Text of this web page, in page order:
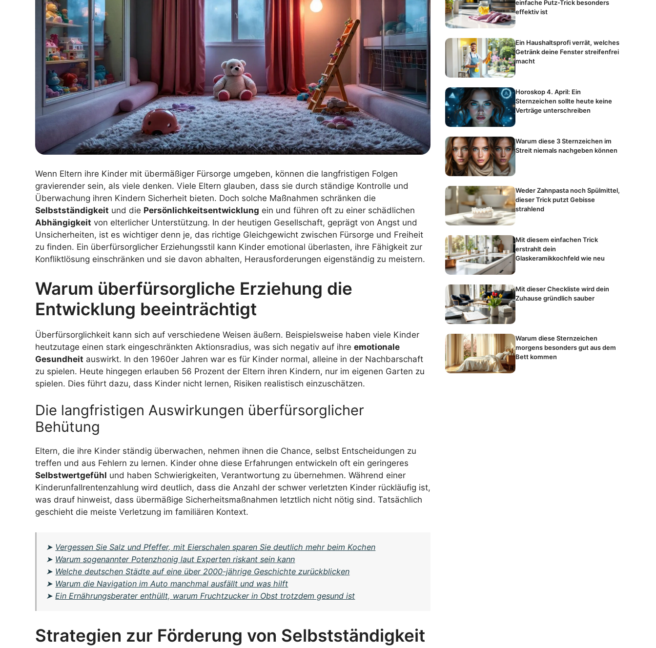
Wenn Eltern ihre Kinder mit übermäßiger Fürsorge umgeben, können die langfristigen Folgen
gravierender sein, als viele denken. Viele Eltern glauben, dass sie durch ständige Kontrolle und
Überwachung ihren Kindern Sicherheit bieten. Doch solche Maßnahmen schränken die
Selbstständigkeit und die Persönlichkeitsentwicklung ein und führen oft zu einer schädlichen
Abhängigkeit von elterlicher Unterstützung. In der heutigen Gesellschaft, geprägt von Angst und
Unsicherheiten, ist es wichtiger denn je, das richtige Gleichgewicht zwischen Fürsorge und Freiheit
zu finden. Ein überfürsorglicher Erziehungsstil kann Kinder emotional überlasten, ihre Fähigkeit zur
Konfliktlösung einschränken und sie davon abhalten, Herausforderungen eigenständig zu meistern.
Warum überfürsorgliche Erziehung die
Entwicklung beeinträchtigt
Überfürsorglichkeit kann sich auf verschiedene Weisen äußern. Beispielsweise haben viele Kinder
heutzutage einen stark eingeschränkten Aktionsradius, was sich negativ auf ihre emotionale
Gesundheit auswirkt. In den 1960er Jahren war es für Kinder normal, alleine in der Nachbarschaft
zu spielen. Heute hingegen erlauben 56 Prozent der Eltern ihren Kindern, nur im eigenen Garten zu
spielen. Dies führt dazu, dass Kinder nicht lernen, Risiken realistisch einzuschätzen.
Die langfristigen Auswirkungen überfürsorglicher
Behütung
Eltern, die ihre Kinder ständig überwachen, nehmen ihnen die Chance, selbst Entscheidungen zu
treffen und aus Fehlern zu lernen. Kinder ohne diese Erfahrungen entwickeln oft ein geringeres
Selbstwertgefühl und haben Schwierigkeiten, Verantwortung zu übernehmen. Während einer
Kinderunfallrentenzahlung wird deutlich, dass die Anzahl der schwer verletzten Kinder rückläufig ist,
was drauf hinweist, dass übermäßige Sicherheitsmaßnahmen letztlich nicht nötig sind. Tatsächlich
geschieht die meiste Verletzung im familiären Kontext.
➤ Vergessen Sie Salz und Pfeffer, mit Eierschalen sparen Sie deutlich mehr beim Kochen
➤ Warum sogenannter Potenzhonig laut Experten riskant sein kann
➤ Welche deutschen Städte auf eine über 2000-jährige Geschichte zurückblicken
➤ Warum die Navigation im Auto manchmal ausfällt und was hilft
➤Ein Ernährungsberater enthüllt, warum Fruchtzucker in Obst trotzdem gesund ist
Strategien zur Förderung von Selbstständigkeit
einfache Putz-Trick besonders
effektiv ist
Ein Haushaltsprofi verrät, welches
Getränk deine Fenster streifenfrei
macht
Horoskop 4. April: Ein
Sternzeichen sollte heute keine
Verträge unterschreiben
Warum diese 3 Sternzeichen im
Streit niemals nachgeben können
Weder Zahnpasta noch Spülmittel,
dieser Trick putzt Gebisse
strahlend
Mit diesem einfachen Trick
erstrahlt dein
Glaskeramikkochfeld wie neu
Mit dieser Checkliste wird dein
Zuhause gründlich sauber
Warum diese Sternzeichen
morgens besonders gut aus dem
Bett kommen